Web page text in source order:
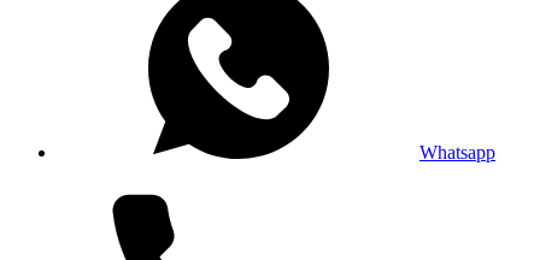
Whatsapp